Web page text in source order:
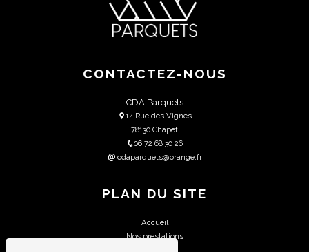
CONTACTEZ-NOUS
CDA Parquets
14 Rue des Vignes
78130 Chapet
06 72 68 30 26
cdaparquets@orange.fr
PLAN DU SITE
Accueil
Nos prestations